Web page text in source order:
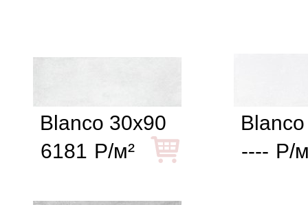
Blanco 30x90
6181 Р/м²
---- Р/